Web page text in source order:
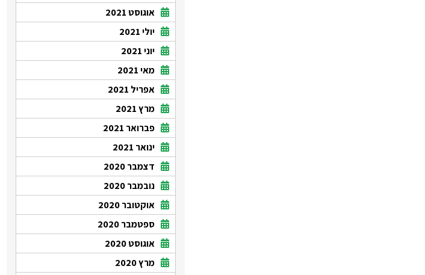
אוגוסט 2021
יולי 2021
יוני 2021
מאי 2021
אפריל 2021
מרץ 2021
פברואר 2021
ינואר 2021
דצמבר 2020
נובמבר 2020
אוקטובר 2020
ספטמבר 2020
אוגוסט 2020
מרץ 2020